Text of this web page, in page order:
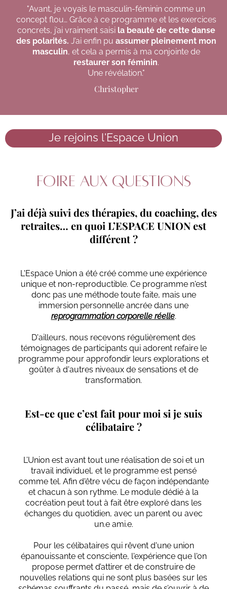
"Avant, je voyais le masculin-féminin comme un
concept flou… Grâce à ce programme et les exercices
concrets, j’ai vraiment saisi la beauté de cette danse
des polarités. J’ai enfin pu assumer pleinement mon
masculin, et cela a permis à ma conjointe de
restaurer son féminin.
Une révélation."
Christopher
Je rejoins l'Espace Union
Foire aux questions
J’ai déjà suivi des thérapies, du coaching, des
retraites… en quoi L’ESPACE UNION est
différent ?
L'Espace Union a été créé comme une expérience
unique et non-reproductible. Ce programme n'est
donc pas une méthode toute faite, mais une
immersion personnelle ancrée dans une
reprogrammation corporelle réelle.
D'ailleurs, nous recevons régulièrement des
témoignages de participants qui adorent refaire le
programme pour approfondir leurs explorations et
goûter à d'autres niveaux de sensations et de
transformation.
Est-ce que c’est fait pour moi si je suis
célibataire ?
L’Union est avant tout une réalisation de soi et un
travail individuel, et le programme est pensé
comme tel. Afin d'être vécu de façon indépendante
et chacun à son rythme. Le module dédié à la
cocréation peut tout à fait être exploré dans les
échanges du quotidien, avec un parent ou avec
un.e ami.e.
Pour les célibataires qui rêvent d'une union
épanouissante et consciente, l'expérience que l'on
propose permet d’attirer et de construire de
nouvelles relations qui ne sont plus basées sur les